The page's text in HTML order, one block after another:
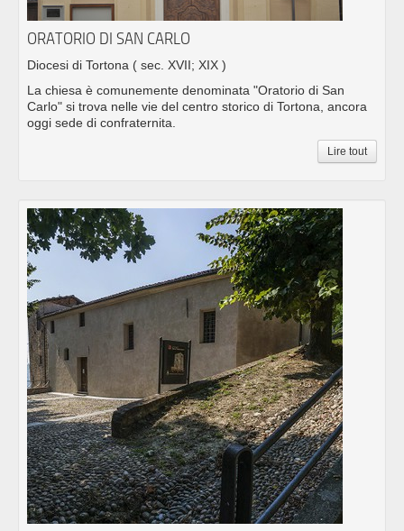
ORATORIO DI SAN CARLO
Diocesi di Tortona ( sec. XVII; XIX )
La chiesa è comunemente denominata "Oratorio di San
Carlo" si trova nelle vie del centro storico di Tortona, ancora
oggi sede di confraternita.
Lire tout